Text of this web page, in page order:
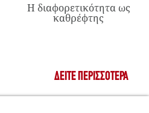
Η διαφορετικότητα ως
καθρέφτης
ΔΕΊΤΕ ΠΕΡΙΣΣΌΤΕΡΑ